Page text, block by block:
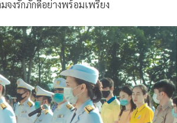
จงรักภักดีอย่างพร้อมเพรียง